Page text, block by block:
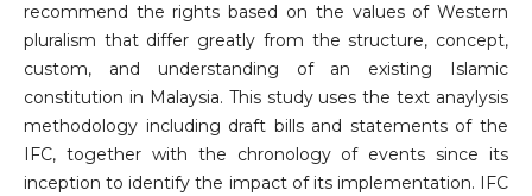
recommend the rights based on the values of Western
pluralism that differ greatly from the structure, concept,
custom, and understanding of an existing Islamic
constitution in Malaysia. This study uses the text anaylysis
methodology including draft bills and statements of the
IFC, together with the chronology of events since its
inception to identify the impact of its implementation. IFC